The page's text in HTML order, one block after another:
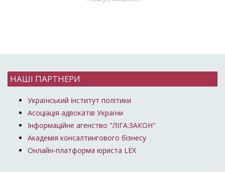
НАШІ ПАРТНЕРИ
Український інститут політики
Асоціація адвокатів України
Інформаційне агенство "ЛІГА:ЗАКОН"
Академія консалтингового бізнесу
Онлайн-платформа юриста LEX